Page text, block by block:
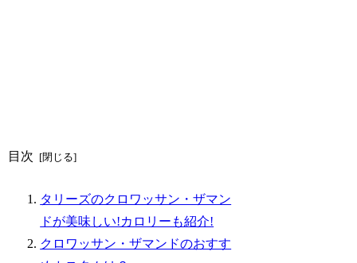
目次
タリーズのクロワッサン・ザマン
ドが美味しい!カロリーも紹介!
クロワッサン・ザマンドのおすす